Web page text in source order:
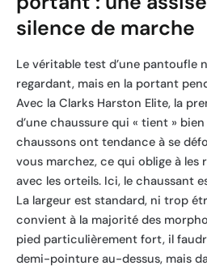
silence de marche
Le véritable test d’une pantoufle
regardant, mais en la portant
Avec la Clarks Harston Elite, la
d’une chaussure qui « tient »
chaussons ont tendance à se
vous marchez, ce qui oblige à
avec les orteils. Ici, le chaussant
La largeur est standard, ni trop
convient à la majorité des
pied particulièrement fort, il
demi-pointure au-dessus, mais